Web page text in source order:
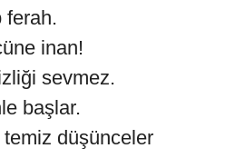
ferah.
inan!
sevmez.
başlar.
düşünceler